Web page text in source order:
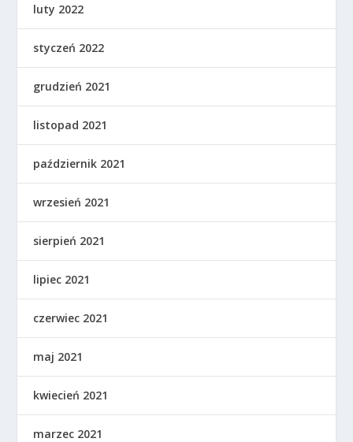
luty 2022
styczeń 2022
grudzień 2021
listopad 2021
październik 2021
wrzesień 2021
sierpień 2021
lipiec 2021
czerwiec 2021
maj 2021
kwiecień 2021
marzec 2021